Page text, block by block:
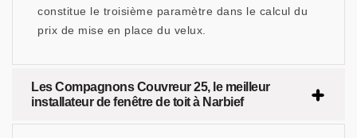
constitue le troisième paramètre dans le calcul du
prix de mise en place du velux.
Les Compagnons Couvreur 25, le meilleur
installateur de fenêtre de toit à Narbief